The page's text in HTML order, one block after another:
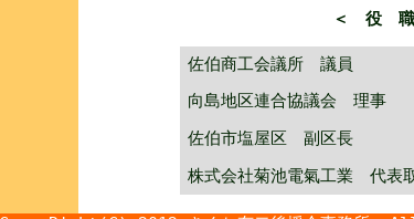
＜ 役
佐伯商工会議所 議員
向島地区連合協議会 理事
佐伯市塩屋区 副区長
株式会社菊池電氣工業 代表